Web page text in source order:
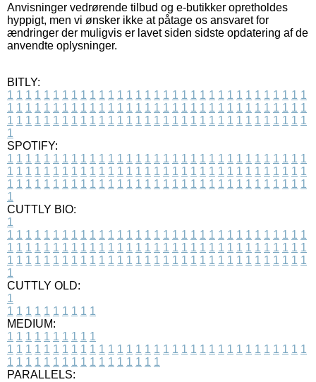
Anvisninger vedrørende tilbud og e-butikker opretholdes
hyppigt, men vi ønsker ikke at påtage os ansvaret for
ændringer der muligvis er lavet siden sidste opdatering af de
anvendte oplysninger.
BITLY:
1 1 1 1 1 1 1 1 1 1 1 1 1 1 1 1 1 1 1 1 1 1 1 1 1 1 1 1 1 1 1 1 1
1 1 1 1 1 1 1 1 1 1 1 1 1 1 1 1 1 1 1 1 1 1 1 1 1 1 1 1 1 1 1 1 1
1 1 1 1 1 1 1 1 1 1 1 1 1 1 1 1 1 1 1 1 1 1 1 1 1 1 1 1 1 1 1 1 1
1
SPOTIFY:
1 1 1 1 1 1 1 1 1 1 1 1 1 1 1 1 1 1 1 1 1 1 1 1 1 1 1 1 1 1 1 1 1
1 1 1 1 1 1 1 1 1 1 1 1 1 1 1 1 1 1 1 1 1 1 1 1 1 1 1 1 1 1 1 1 1
1 1 1 1 1 1 1 1 1 1 1 1 1 1 1 1 1 1 1 1 1 1 1 1 1 1 1 1 1 1 1 1 1
1
CUTTLY BIO:
1
1 1 1 1 1 1 1 1 1 1 1 1 1 1 1 1 1 1 1 1 1 1 1 1 1 1 1 1 1 1 1 1 1
1 1 1 1 1 1 1 1 1 1 1 1 1 1 1 1 1 1 1 1 1 1 1 1 1 1 1 1 1 1 1 1 1
1 1 1 1 1 1 1 1 1 1 1 1 1 1 1 1 1 1 1 1 1 1 1 1 1 1 1 1 1 1 1 1 1
1
CUTTLY OLD:
1
1 1 1 1 1 1 1 1 1 1
MEDIUM:
1 1 1 1 1 1 1 1 1 1
1 1 1 1 1 1 1 1 1 1 1 1 1 1 1 1 1 1 1 1 1 1 1 1 1 1 1 1 1 1 1 1 1
1 1 1 1 1 1 1 1 1 1 1 1 1 1 1 1 1
PARALLELS: